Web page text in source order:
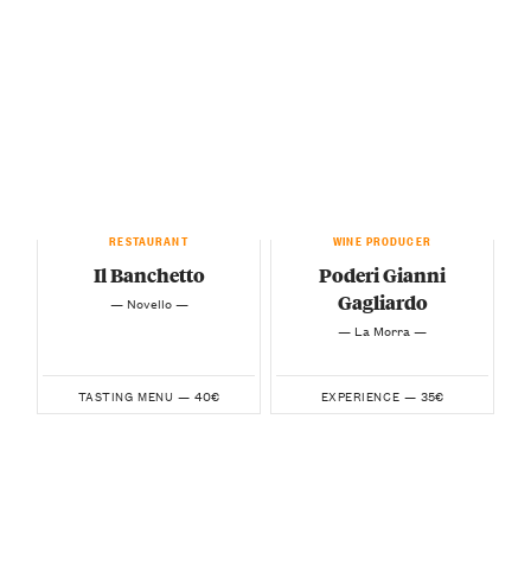
RESTAURANT
Il Banchetto
— Novello —
TASTING MENU — 40€
WINE PRODUCER
Poderi Gianni
Gagliardo
— La Morra —
EXPERIENCE — 35€